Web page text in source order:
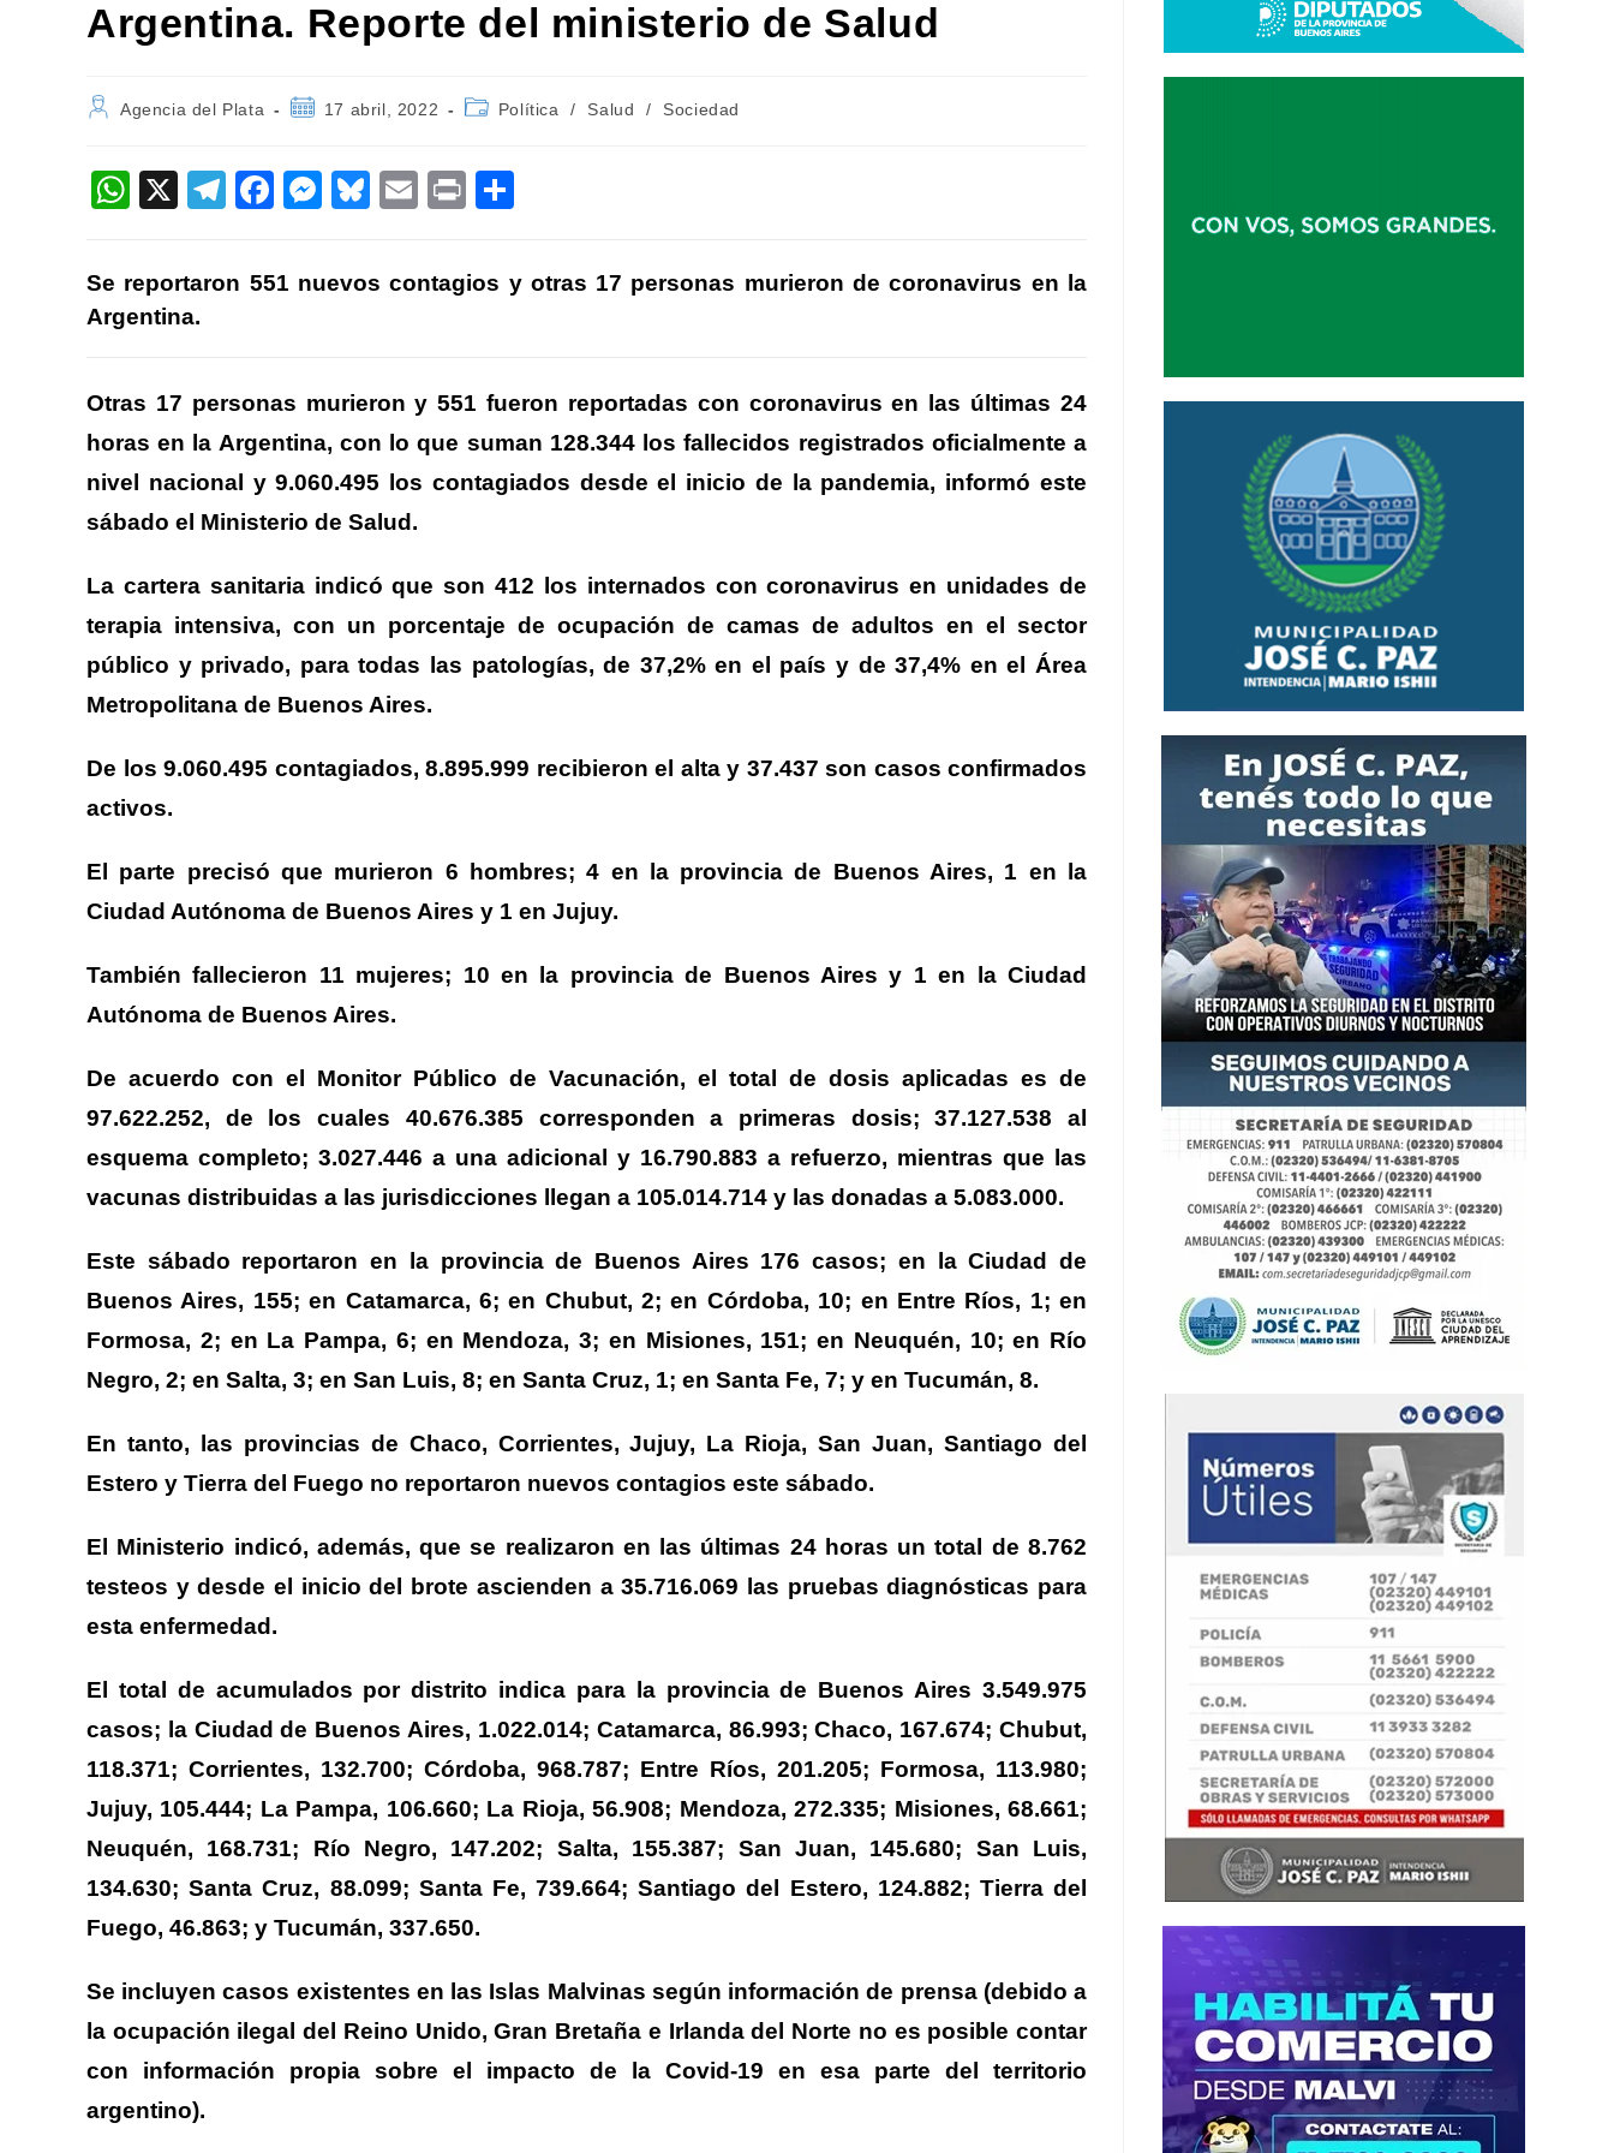
Argentina. Reporte del ministerio de Salud
Autor
entrada:
Agencia del Plata
Publicación
entrada:
17 abril, 2022
Categoría
entrada:
Política / Salud / Sociedad
W
at
s
p
X
T
e
gr
F
c
e
o
k
M
ss
e
er
Bl
e
sk
E
ail
Pr
t
m
p
Se reportaron 551 nuevos contagios y otras 17 personas murieron de coronavirus en la
Argentina.
Otras 17 personas murieron y 551 fueron reportadas con coronavirus en las últimas 24
horas en la Argentina, con lo que suman 128.344 los fallecidos registrados oficialmente a
nivel nacional y 9.060.495 los contagiados desde el inicio de la pandemia, informó este
sábado el Ministerio de Salud.
La cartera sanitaria indicó que son 412 los internados con coronavirus en unidades de
terapia intensiva, con un porcentaje de ocupación de camas de adultos en el sector
público y privado, para todas las patologías, de 37,2% en el país y de 37,4% en el Área
Metropolitana de Buenos Aires.
De los 9.060.495 contagiados, 8.895.999 recibieron el alta y 37.437 son casos confirmados
activos.
El parte precisó que murieron 6 hombres; 4 en la provincia de Buenos Aires, 1 en la
Ciudad Autónoma de Buenos Aires y 1 en Jujuy.
También fallecieron 11 mujeres; 10 en la provincia de Buenos Aires y 1 en la Ciudad
Autónoma de Buenos Aires.
De acuerdo con el Monitor Público de Vacunación, el total de dosis aplicadas es de
97.622.252, de los cuales 40.676.385 corresponden a primeras dosis; 37.127.538 al
esquema completo; 3.027.446 a una adicional y 16.790.883 a refuerzo, mientras que las
vacunas distribuidas a las jurisdicciones llegan a 105.014.714 y las donadas a 5.083.000.
Este sábado reportaron en la provincia de Buenos Aires 176 casos; en la Ciudad de
Buenos Aires, 155; en Catamarca, 6; en Chubut, 2; en Córdoba, 10; en Entre Ríos, 1; en
Formosa, 2; en La Pampa, 6; en Mendoza, 3; en Misiones, 151; en Neuquén, 10; en Río
Negro, 2; en Salta, 3; en San Luis, 8; en Santa Cruz, 1; en Santa Fe, 7; y en Tucumán, 8.
En tanto, las provincias de Chaco, Corrientes, Jujuy, La Rioja, San Juan, Santiago del
Estero y Tierra del Fuego no reportaron nuevos contagios este sábado.
El Ministerio indicó, además, que se realizaron en las últimas 24 horas un total de 8.762
testeos y desde el inicio del brote ascienden a 35.716.069 las pruebas diagnósticas para
esta enfermedad.
El total de acumulados por distrito indica para la provincia de Buenos Aires 3.549.975
casos; la Ciudad de Buenos Aires, 1.022.014; Catamarca, 86.993; Chaco, 167.674; Chubut,
118.371; Corrientes, 132.700; Córdoba, 968.787; Entre Ríos, 201.205; Formosa, 113.980;
Jujuy, 105.444; La Pampa, 106.660; La Rioja, 56.908; Mendoza, 272.335; Misiones, 68.661;
Neuquén, 168.731; Río Negro, 147.202; Salta, 155.387; San Juan, 145.680; San Luis,
134.630; Santa Cruz, 88.099; Santa Fe, 739.664; Santiago del Estero, 124.882; Tierra del
Fuego, 46.863; y Tucumán, 337.650.
Se incluyen casos existentes en las Islas Malvinas según información de prensa (debido a
la ocupación ilegal del Reino Unido, Gran Bretaña e Irlanda del Norte no es posible contar
con información propia sobre el impacto de la Covid-19 en esa parte del territorio
argentino).